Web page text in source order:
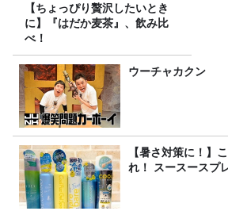
【ちょっぴり贅沢したいとき
に】『はだか麦茶』、飲み比
べ！
ウーチャカクン
【暑さ対策に！】
れ！ スースースプ